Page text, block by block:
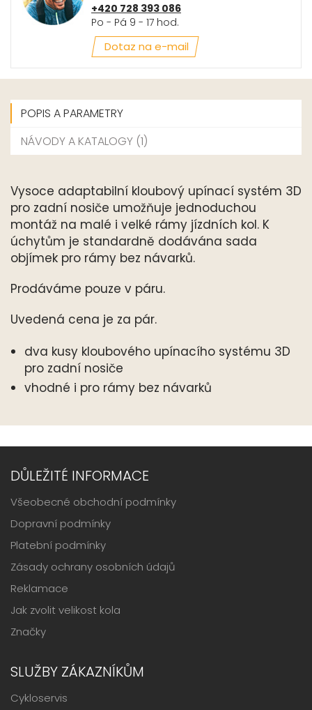
+420 728 393 086
Po - Pá 9 - 17 hod.
Dotaz na e-mail
POPIS A PARAMETRY
NÁVODY A KATALOGY (1)
Vysoce adaptabilní kloubový upínací systém 3D
pro zadní nosiče umožňuje jednoduchou
montáž na malé i velké rámy jízdních kol. K
úchytům je standardně dodávána sada
objímek pro rámy bez návarků.
Prodáváme pouze v páru.
Uvedená cena je za pár.
dva kusy kloubového upínacího systému 3D
pro zadní nosiče
vhodné i pro rámy bez návarků
DŮLEŽITÉ INFORMACE
Všeobecné obchodní podmínky
Dopravní podmínky
Platební podmínky
Zásady ochrany osobních údajů
Reklamace
Jak zvolit velikost kola
Značky
SLUŽBY ZÁKAZNÍKŮM
Cykloservis